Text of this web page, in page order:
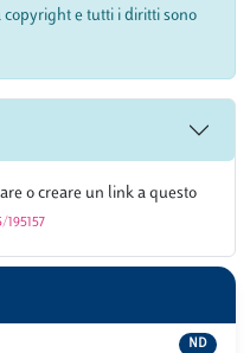
e tutti i diritti sono
o creare un link a questo
195157
ND